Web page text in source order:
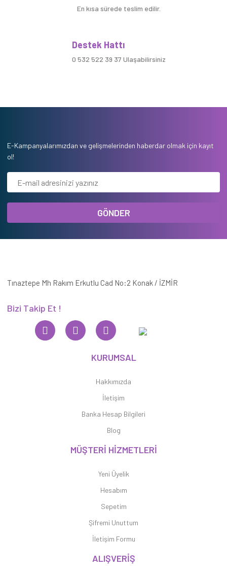
En kısa sürede teslim edilir.
Destek Hattı
0 532 522 39 37 Ulaşabilirsiniz
E-Kampanyalarımızdan ve gelişmelerinden haberdar olmak için kayıt
ol!
GÖNDER
Tınaztepe Mh Rakım Erkutlu Cad No:2 Konak / İZMİR
Bizi Takip Et !
KURUMSAL
Hakkımızda
İletişim
Banka Hesap Bilgileri
Blog
MÜŞTERİ HİZMETLERİ
Yeni Üyelik
Hesabım
Sepetim
Şifremi Unuttum
İletişim Formu
ALIŞVERİŞ